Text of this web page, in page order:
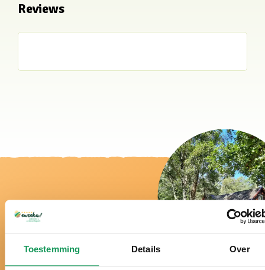
Toestemming Details Over
Reviews
Bei uns ist es